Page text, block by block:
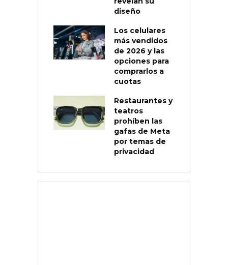
diseño
Los celulares
más vendidos
de 2026 y las
opciones para
comprarlos a
cuotas
Restaurantes y
teatros
prohíben las
gafas de Meta
por temas de
privacidad